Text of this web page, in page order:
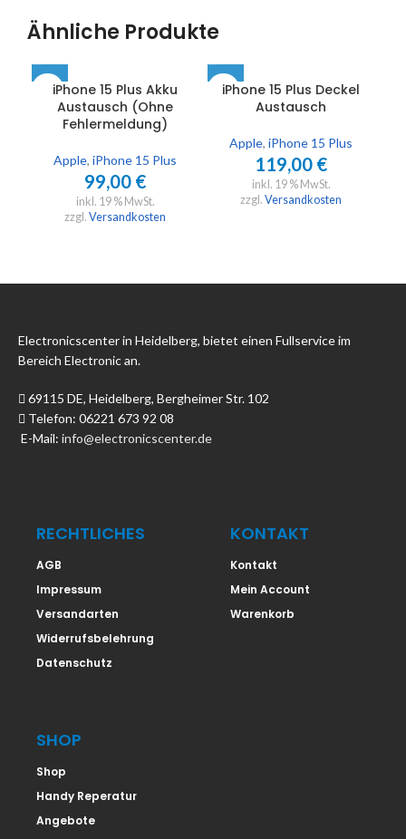
Ähnliche Produkte
iPhone 15 Plus Akku
Austausch (Ohne
Fehlermeldung)
Apple, iPhone 15 Plus
99,00 €
inkl. 19 % MwSt.
zzgl. Versandkosten
iPhone 15 Plus Deckel
Austausch
Apple, iPhone 15 Plus
119,00 €
inkl. 19 % MwSt.
zzgl. Versandkosten
Electronicscenter in Heidelberg, bietet einen Fullservice im
Bereich Electronic an.
69115 DE, Heidelberg, Bergheimer Str. 102
Telefon: 06221 673 92 08
E-Mail:info@electronicscenter.de
RECHTLICHES
AGB
Impressum
Versandarten
Widerrufsbelehrung
Datenschutz
KONTAKT
Kontakt
Mein Account
Warenkorb
SHOP
Shop
Handy Reperatur
Angebote